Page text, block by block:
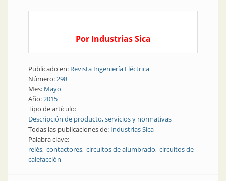
Por Industrias Sica
Publicado en: Revista Ingeniería Eléctrica
Número:298
Mes: Mayo
Año:2015
Tipo de artículo:
Descripción de producto, servicios y normativas
Todas las publicaciones de: Industrias Sica
Palabra clave:
relés contactores circuitos de alumbrado circuitos de
calefacción